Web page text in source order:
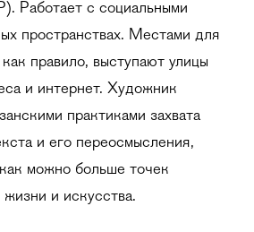
Работает с социальными
пространствах. Местами для
правило, выступают улицы
и интернет. Художник
практиками захвата
и его переосмысления,
можно больше точек
и искусства.